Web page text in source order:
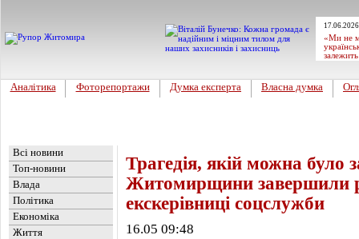
«Ми не
Аналітика Фоторепортажи Думка експерта Власна думка
Всі новини
Топ-новини
Влада
Політика
Економіка
Життя
Трагедія, якій можна було
Житомирщини завершили
екскерівниці соцслужби
16.05 09:48